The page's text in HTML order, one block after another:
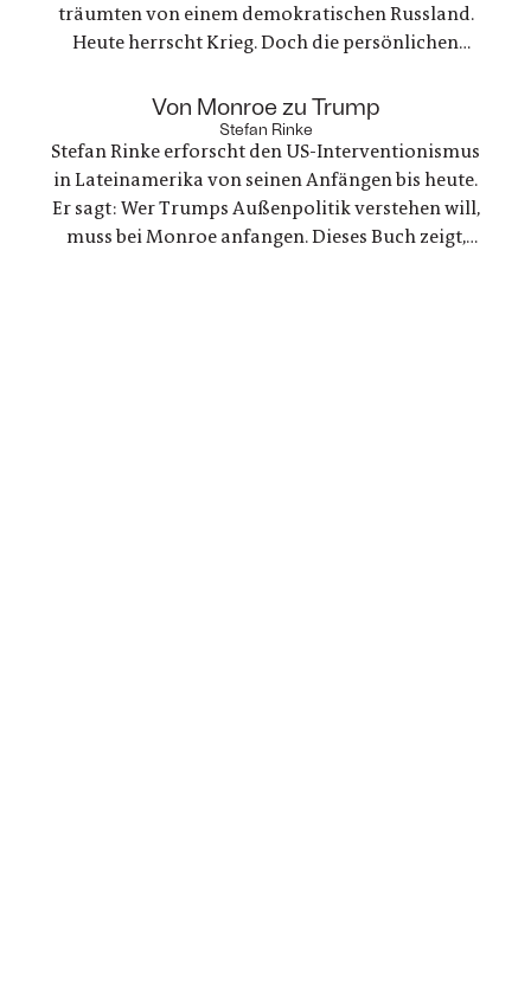
träumten von einem demokratischen Russland.
Heute herrscht Krieg. Doch die persönlichen
gerade als eine der Frauen stirbt. Ein Buch über
Trauer und Hoffnung in deutsch-ukranisch-
russischen Beziehungen
Von Monroe zu Trump
Stefan Rinke
Stefan Rinke erforscht den US-Interventionismus
in Lateinamerika von seinen Anfängen bis heute.
Er sagt: Wer Trumps Außenpolitik verstehen will,
muss bei Monroe anfangen. Dieses Buch zeigt,